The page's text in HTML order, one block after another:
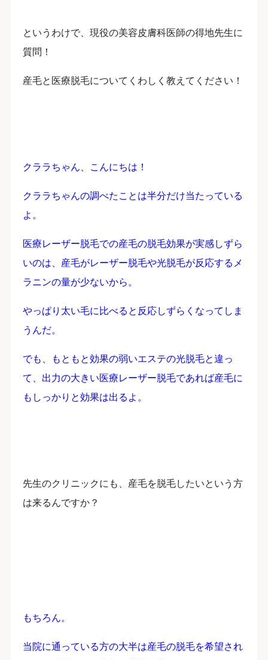
というわけで、現役の美容皮膚科医師の得地先生に
質問！
産毛と医療脱毛についてくわしく教えてください！
クララちゃん、こんにちは！
クララちゃんの調べたことは半分だけ当たっている
よ。
医療レーザー脱毛での産毛の脱毛効果が実感しずら
いのは、産毛がレーザー脱毛や光脱毛が反応するメ
ラニンの量が少ないから。
やっぱり太い毛に比べると反応しずらくなってしま
うんだ。
でも、もともと効果の弱いエステの光脱毛と違っ
て、出力の大きい医療レーザー脱毛であれば産毛に
もしっかりと効果は出るよ。
先生のクリニックにも、産毛を脱毛したいという方
は来るんですか？
もちろん。
当院に通っている方の大半は産毛の脱毛を希望され